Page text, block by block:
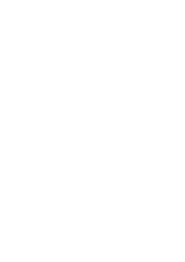
moins
eaux, une
même conseil à